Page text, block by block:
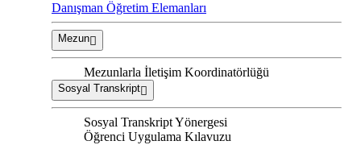
Danışman Öğretim Elemanları
Mezun
Mezunlarla İletişim Koordinatörlüğü
Sosyal Transkript
Sosyal Transkript Yönergesi
Öğrenci Uygulama Kılavuzu